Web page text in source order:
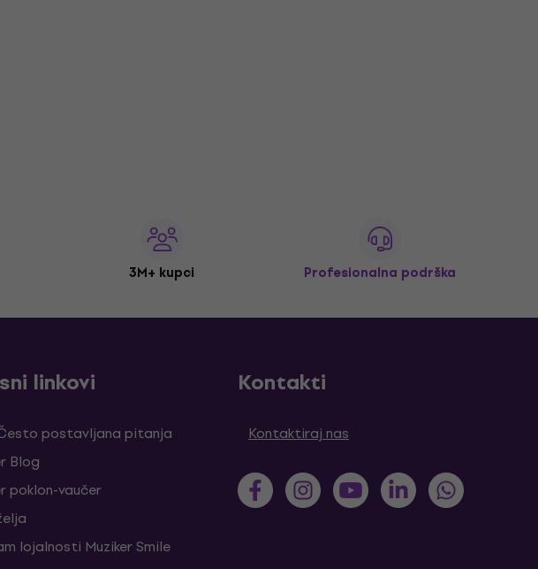
3M+ kupci Profesionalna podrška
linkovi
postavljana pitanja
Blog
poklon-vaučer
lojalnosti Muziker Smile
Kontakti
Kontaktiraj nas